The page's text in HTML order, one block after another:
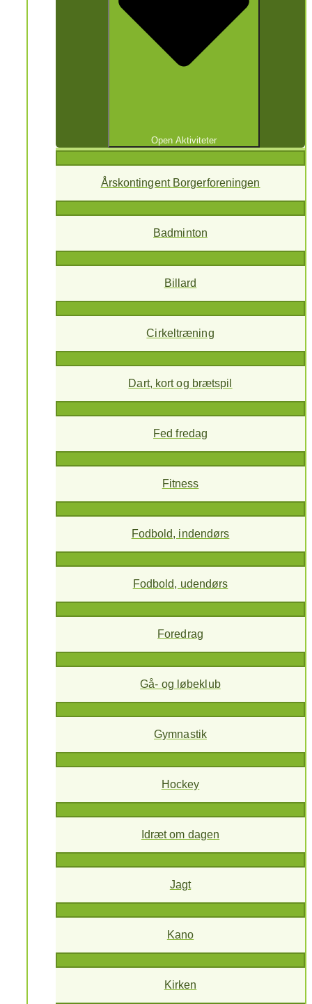
Open Aktiviteter
Årskontingent Borgerforeningen
Badminton
Billard
Cirkeltræning
Dart, kort og brætspil
Fed fredag
Fitness
Fodbold, indendørs
Fodbold, udendørs
Foredrag
Gå- og løbeklub
Gymnastik
Hockey
Idræt om dagen
Jagt
Kano
Kirken